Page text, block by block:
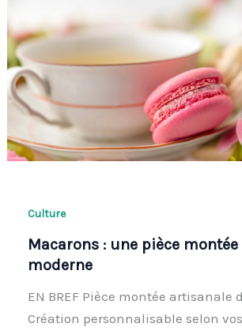
Culture
Macarons : une pièce
moderne
EN BREF Pièce montée artisanale
Création personnalisable selon